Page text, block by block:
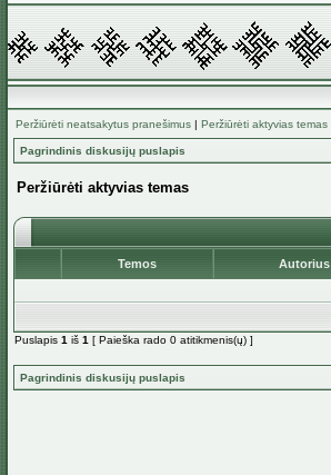
Peržiūrėti neatsakytus pranešimus | Peržiūrėti aktyvias temas
Pagrindinis diskusijų puslapis
Peržiūrėti aktyvias temas
Temos Autorius
Puslapis 1 iš 1 [ Paieška rado 0 atitikmenis(ų) ]
Pagrindinis diskusijų puslapis